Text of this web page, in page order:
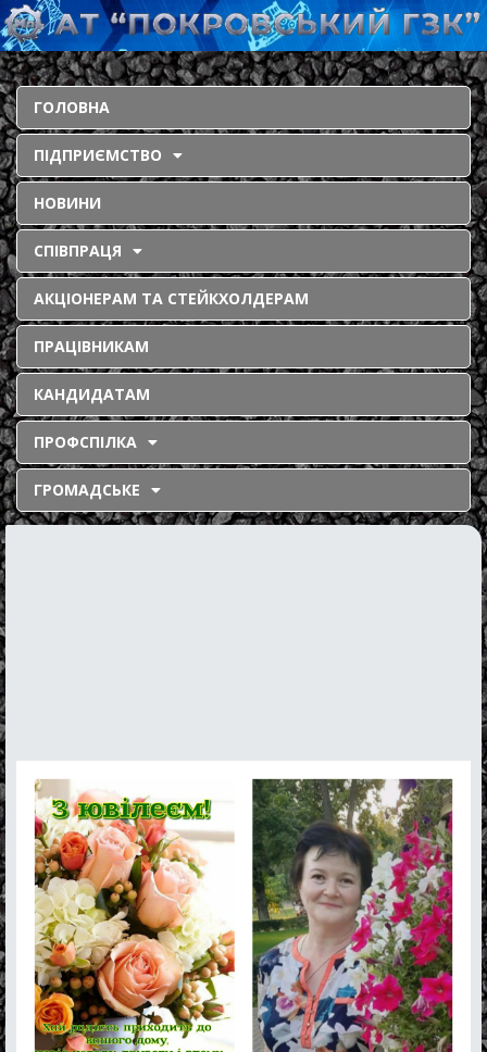
ГОЛОВНА
ПІДПРИЄМСТВО
НОВИНИ
СПІВПРАЦЯ
АКЦІОНЕРАМ ТА СТЕЙКХОЛДЕРАМ
ПРАЦІВНИКАМ
КАНДИДАТАМ
ПРОФСПІЛКА
ГРОМАДСЬКЕ